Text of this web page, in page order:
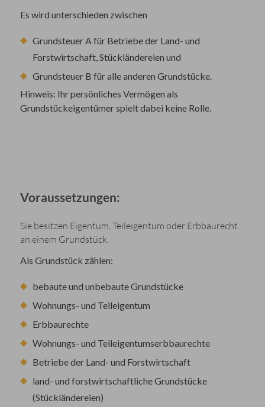
Es wird unterschieden zwischen
Grundsteuer A für Betriebe der Land- und
Forstwirtschaft, Stückländereien und
Grundsteuer B für alle anderen Grundstücke.
Hinweis: Ihr persönliches Vermögen als
Grundstückeigentümer spielt dabei keine Rolle.
Voraussetzungen:
Sie besitzen Eigentum, Teileigentum oder Erbbaurecht
an einem Grundstück.
Als Grundstück zählen:
bebaute und unbebaute Grundstücke
Wohnungs- und Teileigentum
Erbbaurechte
Wohnungs- und Teileigentumserbbaurechte
Betriebe der Land- und Forstwirtschaft
land- und forstwirtschaftliche Grundstücke
(Stückländereien)